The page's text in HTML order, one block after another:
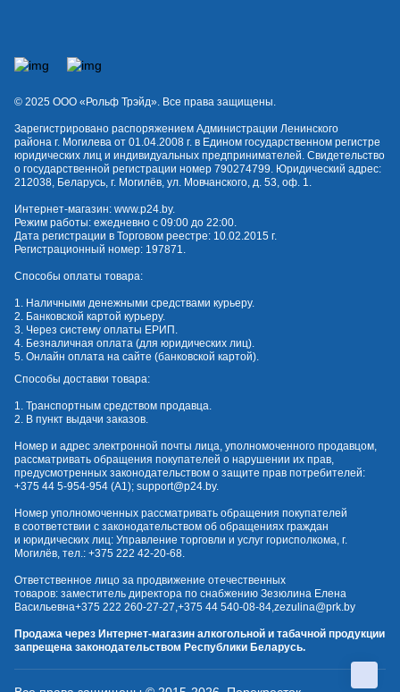
© 2025 OOO «Рольф Трэйд». Все права защищены.
Зарегистрировано распоряжением Администрации Ленинского
района г. Могилева от 01.04.2008 г. в Едином государственном регистре
юридических лиц и индивидуальных предпринимателей. Свидетельство
о государственной регистрации номер 790274799. Юридический адрес:
212038, Беларусь, г. Могилёв, ул. Мовчанского, д. 53, оф. 1.
Интернет-магазин: www.p24.by.
Режим работы: ежедневно с 09:00 до 22:00.
Дата регистрации в Торговом реестре: 10.02.2015 г.
Регистрационный номер: 197871.
Способы оплаты товара:
1. Наличными денежными средствами курьеру.
2. Банковской картой курьеру.
3. Через систему оплаты ЕРИП.
4. Безналичная оплата (для юридических лиц).
5. Онлайн оплата на сайте (банковской картой).
Способы доставки товара:
1. Транспортным средством продавца.
2. В пункт выдачи заказов.
Номер и адрес электронной почты лица, уполномоченного продавцом,
рассматривать обращения покупателей о нарушении их прав,
предусмотренных законодательством о защите прав потребителей:
+375 44 5-954-954 (А1); support@p24.by.
Номер уполномоченных рассматривать обращения покупателей
в соответствии с законодательством об обращениях граждан
и юридических лиц: Управление торговли и услуг горисполкома, г.
Могилёв, тел.: +375 222 42-20-68.
Ответственное лицо за продвижение отечественных
товаров: заместитель директора по снабжению Зезюлина Елена
Васильевна+375 222 260-27-27,+375 44 540-08-84,zezulina@prk.by
Продажа через Интернет-магазин алкогольной и табачной продукции
запрещена законодательством Республики Беларусь.